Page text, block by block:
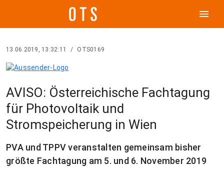
menu
13.06.2019, 13:32:11 / OTS0169
AVISO: Österreichische Fachtagung
für Photovoltaik und
Stromspeicherung in Wien
PVA und TPPV veranstalten gemeinsam bisher
größte Fachtagung am 5. und 6. November 2019